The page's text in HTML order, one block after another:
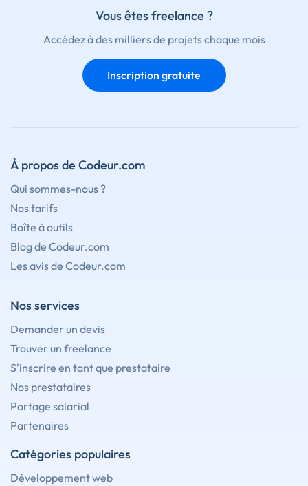
Vous êtes freelance ?
Accédez à des milliers de projets chaque mois
Inscription gratuite
À propos de Codeur.com
Qui sommes-nous ?
Nos tarifs
Boîte à outils
Blog de Codeur.com
Les avis de Codeur.com
Nos services
Demander un devis
Trouver un freelance
S'inscrire en tant que prestataire
Nos prestataires
Portage salarial
Partenaires
Catégories populaires
Développement web